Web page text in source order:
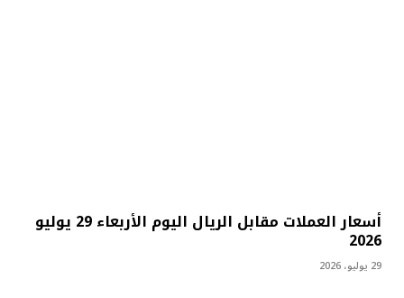
أسعار العملات مقابل الريال اليوم الأربعاء 29 يوليو
2026
29 يوليو، 2026